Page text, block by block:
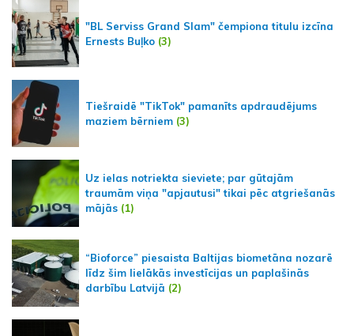
"BL Serviss Grand Slam" čempiona titulu izcīna
Ernests Buļko (3)
Tiešraidē "TikTok" pamanīts apdraudējums
maziem bērniem (3)
Uz ielas notriekta sieviete; par gūtajām
traumām viņa "apjautusi" tikai pēc atgriešanās
mājās (1)
“Bioforce” piesaista Baltijas biometāna nozarē
līdz šim lielākās investīcijas un paplašinās
darbību Latvijā (2)